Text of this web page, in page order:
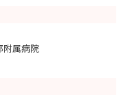
附属病院